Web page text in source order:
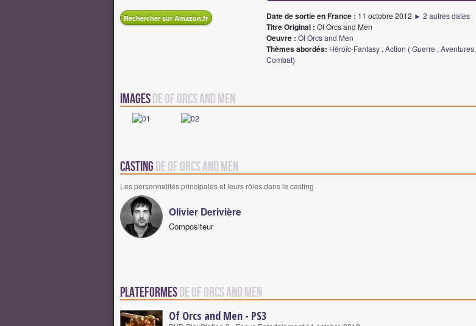
Rechercher sur Amazon.fr Date de sortie en France : 11 octobre 2012 ► 2 autres dates
Titre Original : Of Orcs and Men
Oeuvre : Of Orcs and Men
Thèmes abordés: Héroïc-Fantasy , Action ( Guerre , Aventures,
Combat)
Imagesde Of Orcs and Men
Casting de Of Orcs and Men
Les personnalités principales et leurs rôles dans le casting
Olivier Derivière
Compositeur
Plateformesde Of Orcs and Men
Of Orcs and Men - PS3